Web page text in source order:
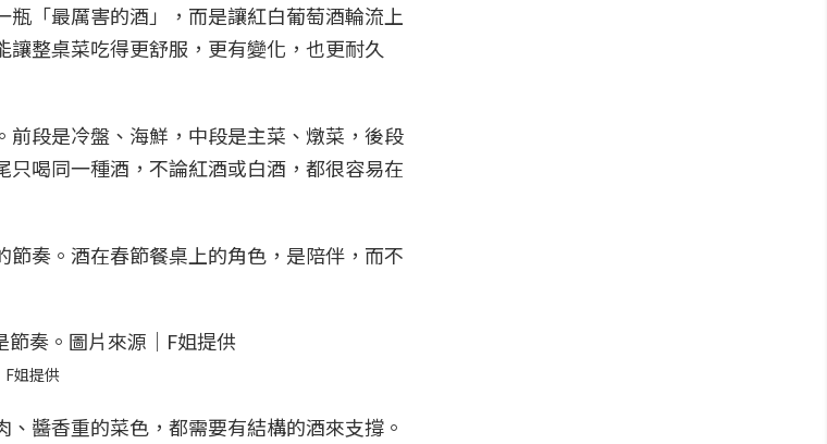
「最厲害的酒」，而是讓紅白葡萄酒輪流上
整桌菜吃得更舒服，更有變化，也更耐久
段是冷盤、海鮮，中段是主菜、燉菜，後段
喝同一種酒，不論紅酒或白酒，都很容易在
奏。酒在春節餐桌上的角色，是陪伴，而不
F姐提供
醬香重的菜色，都需要有結構的酒來支撐。